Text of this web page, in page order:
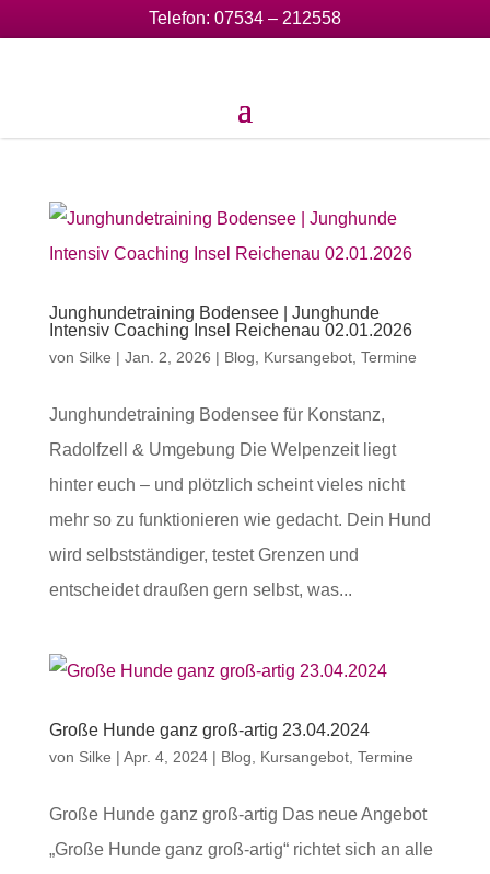
Telefon: 07534 – 212558
Junghundetraining Bodensee | Junghunde
Intensiv Coaching Insel Reichenau 02.01.2026
von Silke | Jan. 2, 2026 | Blog Kursangebot, Termine
Junghundetraining Bodensee für Konstanz,
Radolfzell & Umgebung Die Welpenzeit liegt
hinter euch – und plötzlich scheint vieles nicht
mehr so zu funktionieren wie gedacht. Dein Hund
wird selbstständiger, testet Grenzen und
entscheidet draußen gern selbst, was...
Große Hunde ganz groß-artig 23.04.2024
von Silke | Apr. 4, 2024| Blog Kursangebot, Termine
Große Hunde ganz groß-artig Das neue Angebot
„Große Hunde ganz groß-artig“ richtet sich an alle